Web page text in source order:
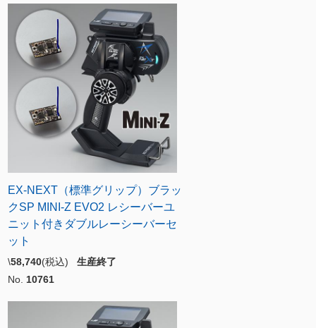
EX-NEXT（標準グリップ）ブラッ
クSP MINI-Z EVO2 レシーバーユ
ニット付きダブルレーシーバーセ
ット
\58,740(税込) 生産終了
No. 10761